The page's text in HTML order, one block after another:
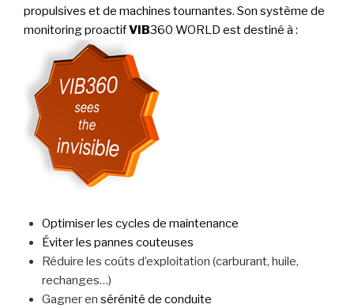
propulsives et de machines tournantes. Son système de
monitoring proactifVIB360 WORLD est destiné à :
Optimiser les cycles de maintenance
Éviter les pannes couteuses
Réduire les coûts d’exploitation (carburant, huile,
rechanges…)
Gagner en sérénité de conduite